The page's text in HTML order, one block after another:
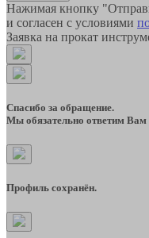
Нажимая кнопку
и согласен с условиями
Заявка на прокат
Спасибо за обращение.
Мы обязательно ответим
Профиль сохранён.